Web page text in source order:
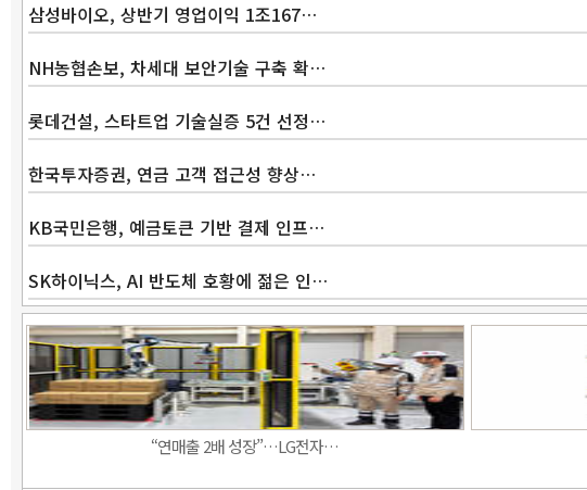
삼성바이오, 상반기 영업이익 1조167…
NH농협손보, 차세대 보안기술 구축 확…
롯데건설, 스타트업 기술실증 5건 선정…
한국투자증권, 연금 고객 접근성 향상…
KB국민은행, 예금토큰 기반 결제 인프…
SK하이닉스, AI 반도체 호황에 젊은 인…
“연매출 2배 성장”…LG전자…